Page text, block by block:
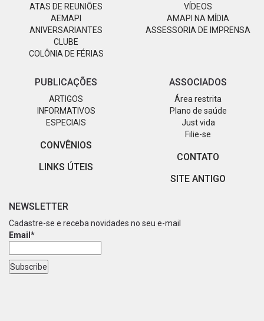
ATAS DE REUNIÕES
AEMAPI
ANIVERSARIANTES
CLUBE
COLÔNIA DE FÉRIAS
VÍDEOS
AMAPI NA MÍDIA
ASSESSORIA DE IMPRENSA
PUBLICAÇÕES
ARTIGOS
INFORMATIVOS
ESPECIAIS
CONVÊNIOS
LINKS ÚTEIS
ASSOCIADOS
Área restrita
Plano de saúde
Just vida
Filie-se
CONTATO
SITE ANTIGO
NEWSLETTER
Cadastre-se e receba novidades no seu e-mail
Email*